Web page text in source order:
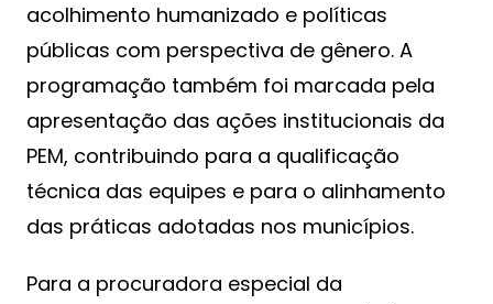
acolhimento humanizado e políticas
públicas com perspectiva de gênero. A
programação também foi marcada pela
apresentação das ações institucionais da
PEM, contribuindo para a qualificação
técnica das equipes e para o alinhamento
das práticas adotadas nos municípios.
Para a procuradora especial da